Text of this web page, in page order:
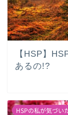
【HSP】
あるの!?
HSPの私が気づい